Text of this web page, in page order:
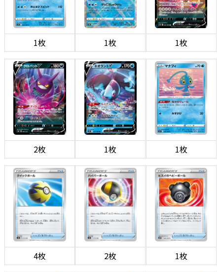
1枚 1枚 1枚
2枚 1枚 1枚
4枚 2枚 1枚